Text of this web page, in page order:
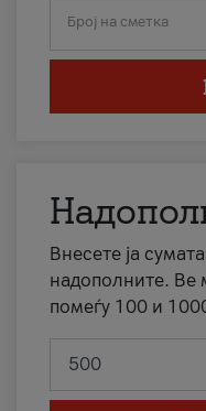
Број на сметка
Внесете ја
надополните. Ве
помеѓу 100 и